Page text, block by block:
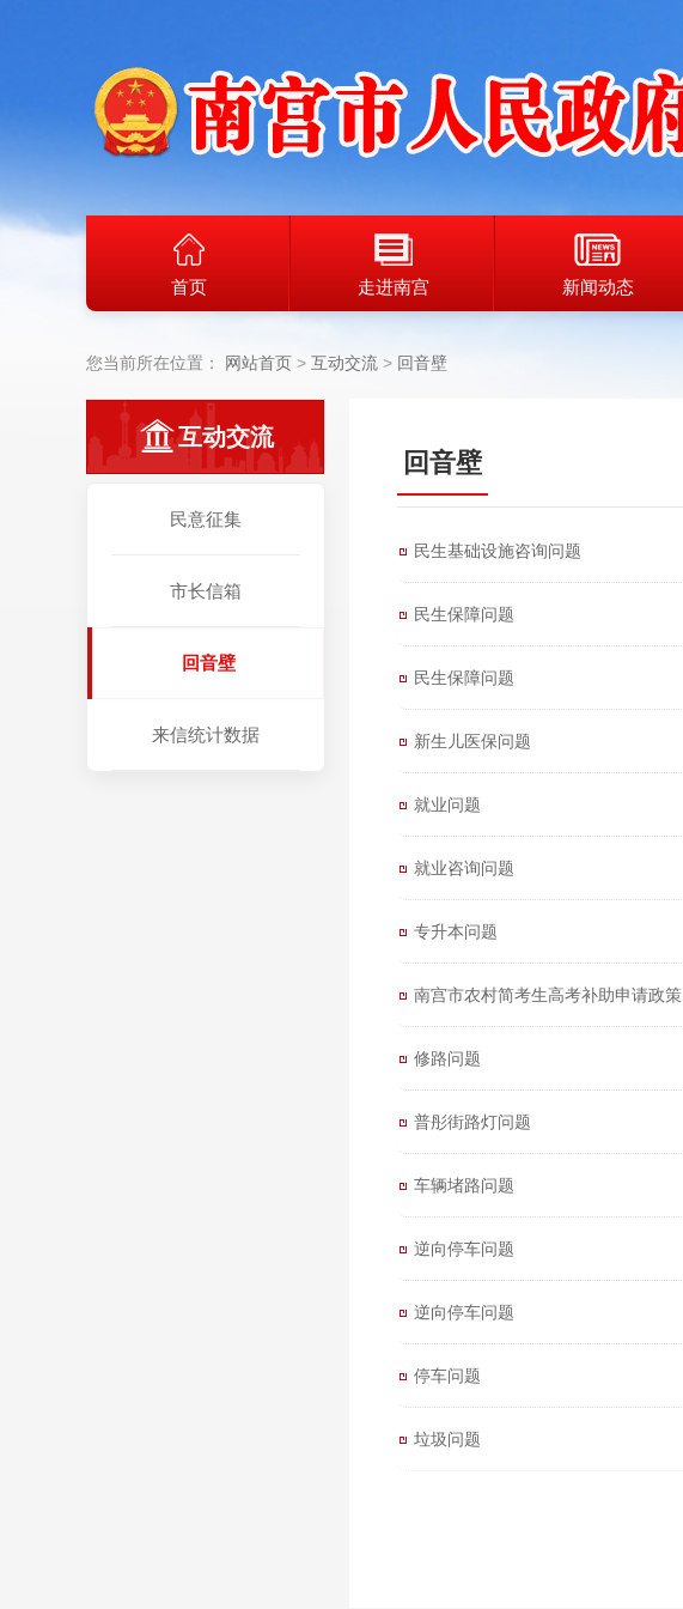
首页 走进南宫 新闻动态
您当前所在位置： 网站首页 互动交流 回音壁
互动交流
民意征集
市长信箱
回音壁
来信统计数据
回音壁
民生基础设施咨询问题
民生保障问题
民生保障问题
新生儿医保问题
就业问题
就业咨询问题
专升本问题
南宫市农村简考生高考补助申请政策
修路问题
普彤街路灯问题
车辆堵路问题
逆向停车问题
逆向停车问题
停车问题
垃圾问题